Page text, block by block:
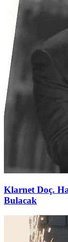
Klarnet Doç.
Bulacak